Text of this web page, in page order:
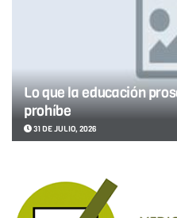
Lo que la educación
prohíbe
31 DE JULIO, 2026